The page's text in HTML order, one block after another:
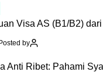
Visa AS (B1/B2)
Posted by